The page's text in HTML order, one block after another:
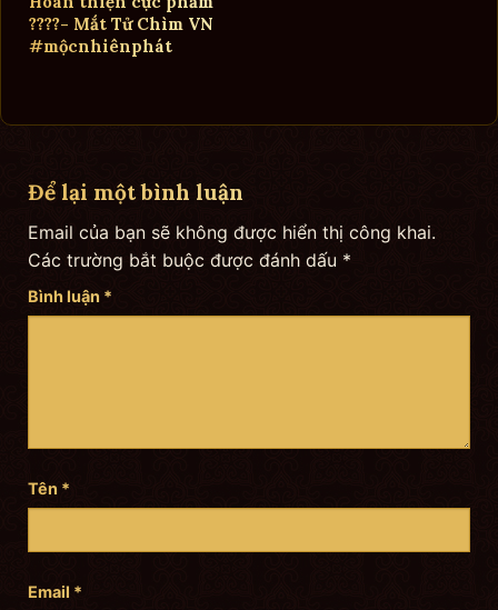
????- Mắt Tử Chìm VN
#mộcnhiênphát
Để lại một bình luận
Email của bạn sẽ không được hiển thị công khai.
Các trường bắt buộc được đánh dấu *
Bình luận *
Tên *
Email *